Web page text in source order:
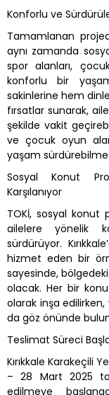
Konforlu ve
Tamamlanan
aynı zamanda
spor alanları,
konforlu bir
sakinlerine hem
fırsatlar sunarak,
şekilde vakit
ve çocuk oyun
yaşam
Sosyal Konut
Karşılanıyor
TOKİ, sosyal konut
ailelere yönelik
sürdürüyor.
hizmet eden bir
sayesinde,
olacak. Her bir
olarak inşa edilirken,
da göz önünde
Teslimat Süreci
Kırıkkale Karakeçili
– 28 Mart 2025
edilmeye